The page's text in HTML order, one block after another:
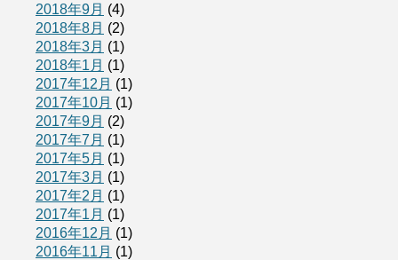
2018年9月 (4)
2018年8月 (2)
2018年3月 (1)
2018年1月 (1)
2017年12月 (1)
2017年10月 (1)
2017年9月 (2)
2017年7月 (1)
2017年5月 (1)
2017年3月 (1)
2017年2月 (1)
2017年1月 (1)
2016年12月 (1)
2016年11月 (1)